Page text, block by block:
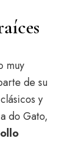
muy
de su
y
do Gato,